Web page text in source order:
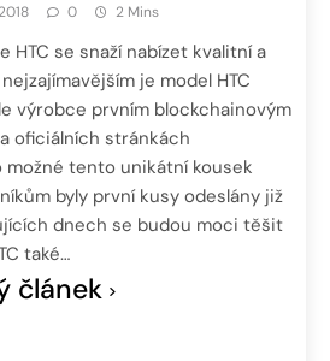
0 2 Mins
HTC se snaží nabízet kvalitní a
je model HTC
výrobce prvním blockchainovým
oficiálních stránkách
možné tento unikátní kousek
byly první kusy odeslány již
dnech se budou moci těšit
také…
článek